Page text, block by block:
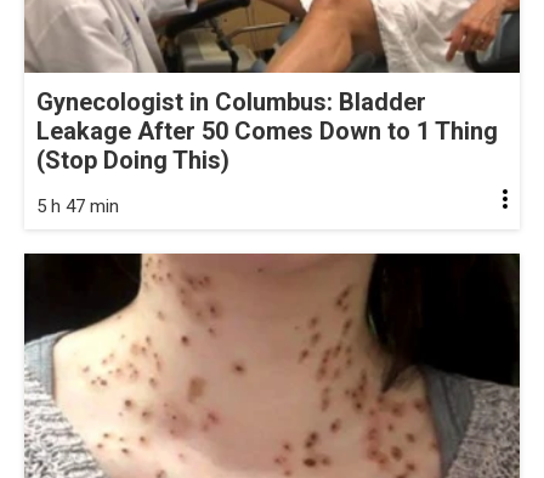
Gynecologist in Columbus: Bladder
Leakage After 50 Comes Down to 1 Thing
(Stop Doing This)
5 h 47 min